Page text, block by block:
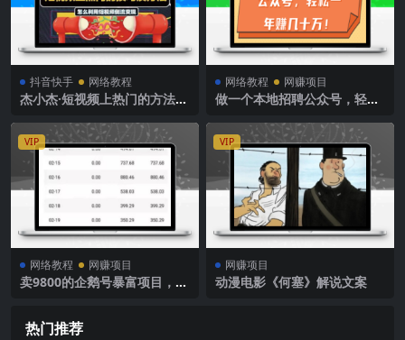
抖音快手 网络教程
杰小杰·短视频上热门的方法技
网络教程 网赚项目
做一个本地招聘公众号，轻松
VIP
网络教程 网赚项目
卖9800的企鹅号暴富项目，免
VIP
网赚项目
动漫电影《何塞》解说文案
热门推荐